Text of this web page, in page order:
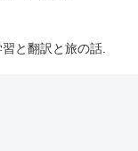
と翻訳と旅の話.